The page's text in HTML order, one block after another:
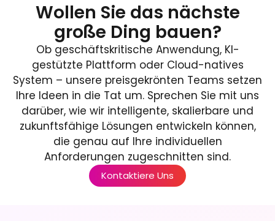
Wollen Sie das nächste
große Ding bauen?
Ob geschäftskritische Anwendung, KI-
gestützte Plattform oder Cloud-natives
System – unsere preisgekrönten Teams setzen
Ihre Ideen in die Tat um. Sprechen Sie mit uns
darüber, wie wir intelligente, skalierbare und
zukunftsfähige Lösungen entwickeln können,
die genau auf Ihre individuellen
Anforderungen zugeschnitten sind.
Kontaktiere Uns